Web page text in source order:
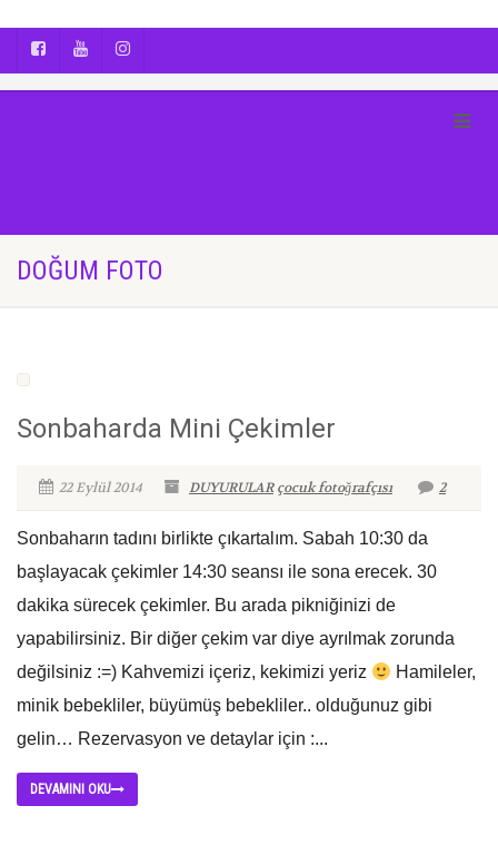
DOĞUM FOTO
Sonbaharda Mini Çekimler
22 Eylül 2014 DUYURULAR çocuk fotoğrafçısı 2
Sonbaharın tadını birlikte çıkartalım. Sabah 10:30 da
başlayacak çekimler 14:30 seansı ile sona erecek. 30
dakika sürecek çekimler. Bu arada pikniğinizi de
yapabilirsiniz. Bir diğer çekim var diye ayrılmak zorunda
değilsiniz :=) Kahvemizi içeriz, kekimizi yeriz
Hamileler,
minik bebekliler, büyümüş bebekliler.. olduğunuz gibi
gelin… Rezervasyon ve detaylar için :...
DEVAMINI OKU